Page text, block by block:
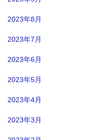
2023年8月
2023年7月
2023年6月
2023年5月
2023年4月
2023年3月